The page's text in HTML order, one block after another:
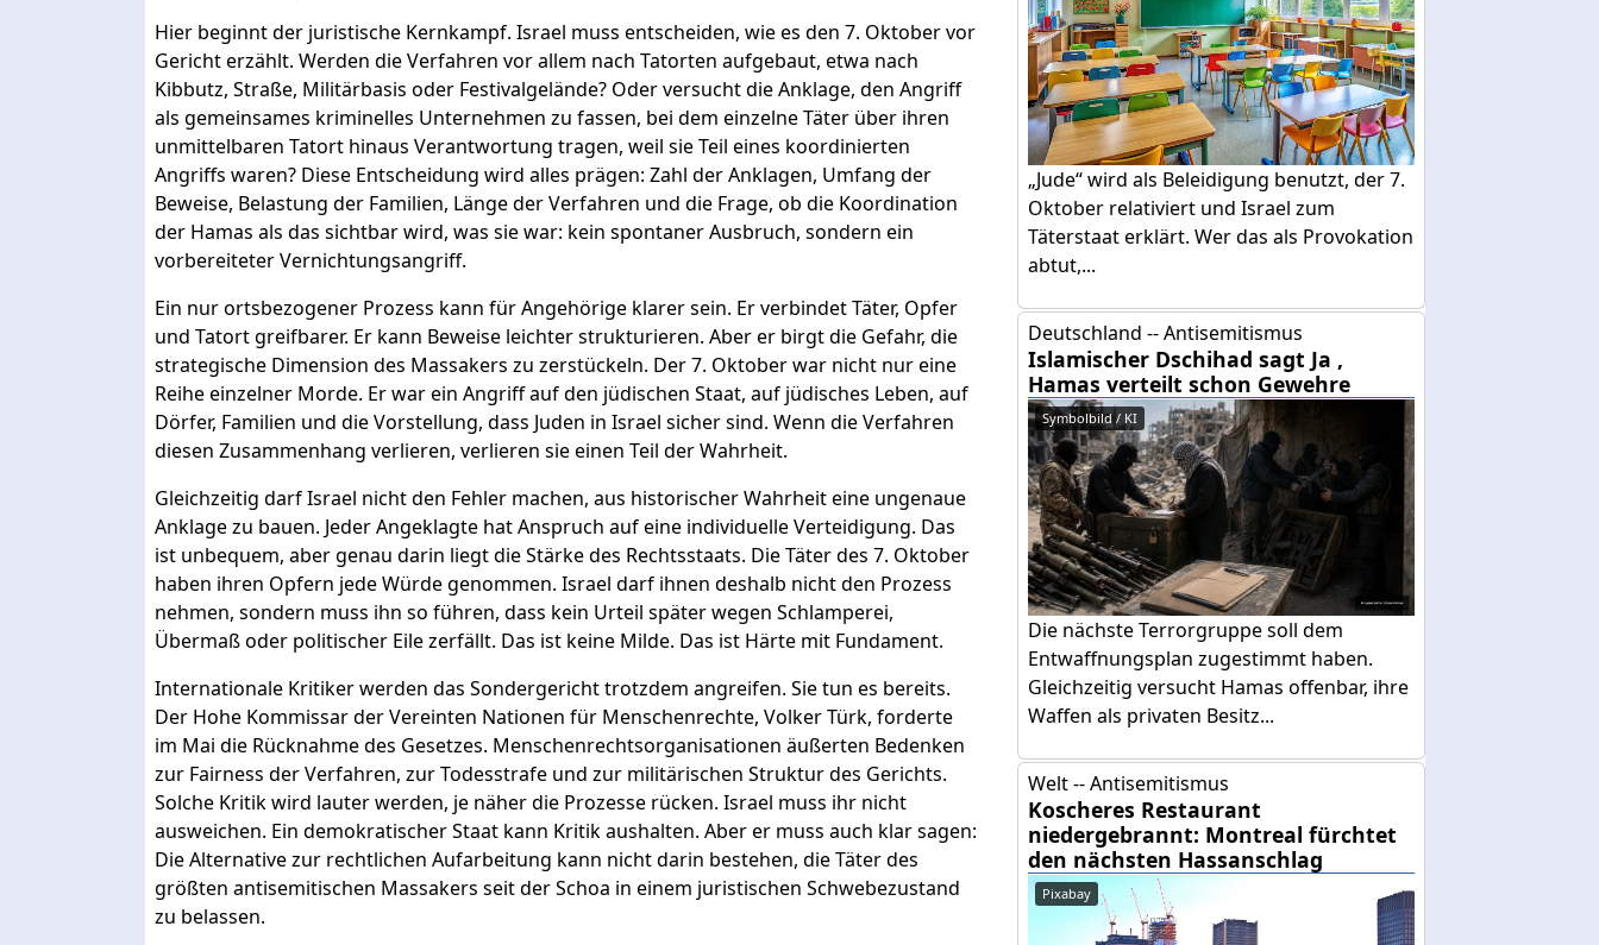
Hier beginnt der juristische Kernkampf. Israel muss entscheiden, wie es den 7. Oktober vor
Gericht erzählt. Werden die Verfahren vor allem nach Tatorten aufgebaut, etwa nach
Kibbutz, Straße, Militärbasis oder Festivalgelände? Oder versucht die Anklage, den Angriff
als gemeinsames kriminelles Unternehmen zu fassen, bei dem einzelne Täter über ihren
unmittelbaren Tatort hinaus Verantwortung tragen, weil sie Teil eines koordinierten
Angriffs waren? Diese Entscheidung wird alles prägen: Zahl der Anklagen, Umfang der
Beweise, Belastung der Familien, Länge der Verfahren und die Frage, ob die Koordination
der Hamas als das sichtbar wird, was sie war: kein spontaner Ausbruch, sondern ein
vorbereiteter Vernichtungsangriff.
Ein nur ortsbezogener Prozess kann für Angehörige klarer sein. Er verbindet Täter, Opfer
und Tatort greifbarer. Er kann Beweise leichter strukturieren. Aber er birgt die Gefahr, die
strategische Dimension des Massakers zu zerstückeln. Der 7. Oktober war nicht nur eine
Reihe einzelner Morde. Er war ein Angriff auf den jüdischen Staat, auf jüdisches Leben, auf
Dörfer, Familien und die Vorstellung, dass Juden in Israel sicher sind. Wenn die Verfahren
diesen Zusammenhang verlieren, verlieren sie einen Teil der Wahrheit.
Gleichzeitig darf Israel nicht den Fehler machen, aus historischer Wahrheit eine ungenaue
Anklage zu bauen. Jeder Angeklagte hat Anspruch auf eine individuelle Verteidigung. Das
ist unbequem, aber genau darin liegt die Stärke des Rechtsstaats. Die Täter des 7. Oktober
haben ihren Opfern jede Würde genommen. Israel darf ihnen deshalb nicht den Prozess
nehmen, sondern muss ihn so führen, dass kein Urteil später wegen Schlamperei,
Übermaß oder politischer Eile zerfällt. Das ist keine Milde. Das ist Härte mit Fundament.
Internationale Kritiker werden das Sondergericht trotzdem angreifen. Sie tun es bereits.
Der Hohe Kommissar der Vereinten Nationen für Menschenrechte, Volker Türk, forderte
im Mai die Rücknahme des Gesetzes. Menschenrechtsorganisationen äußerten Bedenken
zur Fairness der Verfahren, zur Todesstrafe und zur militärischen Struktur des Gerichts.
Solche Kritik wird lauter werden, je näher die Prozesse rücken. Israel muss ihr nicht
ausweichen. Ein demokratischer Staat kann Kritik aushalten. Aber er muss auch klar sagen:
Die Alternative zur rechtlichen Aufarbeitung kann nicht darin bestehen, die Täter des
größten antisemitischen Massakers seit der Schoa in einem juristischen Schwebezustand
zu belassen.
„Jude“ wird als Beleidigung benutzt, der 7.
Oktober relativiert und Israel zum
Täterstaat erklärt. Wer das als Provokation
abtut,...
Deutschland -- Antisemitismus
Islamischer Dschihad sagt Ja ,
Hamas verteilt schon Gewehre
Symbolbild / KI
Die nächste Terrorgruppe soll dem
Entwaffnungsplan zugestimmt haben.
Gleichzeitig versucht Hamas offenbar, ihre
Waffen als privaten Besitz...
Welt -- Antisemitismus
Koscheres Restaurant
niedergebrannt: Montreal fürchtet
den nächsten Hassanschlag
Pixabay